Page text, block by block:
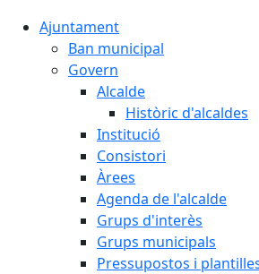
Ajuntament
Ban municipal
Govern
Alcalde
Històric d'alcaldes
Institució
Consistori
Àrees
Agenda de l'alcalde
Grups d'interès
Grups municipals
Pressupostos i